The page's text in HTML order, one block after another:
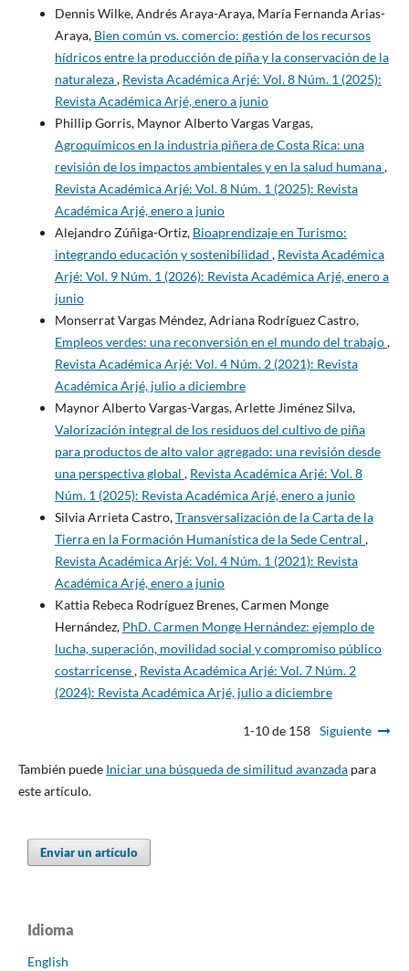
Dennis Wilke, Andrés Araya-Araya, María Fernanda Arias-
Araya, Bien común vs. comercio: gestión de los recursos
hídricos entre la producción de piña y la conservación de la
naturaleza, Revista Académica Arjé: Vol. 8 Núm. 1 (2025):
Revista Académica Arjé, enero a junio
Phillip Gorris, Maynor Alberto Vargas Vargas,
Agroquímicos en la industria piñera de Costa Rica: una
revisión de los impactos ambientales y en la salud humana,
Revista Académica Arjé: Vol. 8 Núm. 1 (2025): Revista
Académica Arjé, enero a junio
Alejandro Zúñiga-Ortiz, Bioaprendizaje en Turismo:
integrando educación y sostenibilidad , Revista Académica
Arjé: Vol. 9 Núm. 1 (2026): Revista Académica Arjé, enero a
junio
Monserrat Vargas Méndez, Adriana Rodríguez Castro,
Empleos verdes: una reconversión en el mundo del trabajo,
Revista Académica Arjé: Vol. 4 Núm. 2 (2021): Revista
Académica Arjé, julio a diciembre
Maynor Alberto Vargas-Vargas, Arlette Jiménez Silva,
Valorización integral de los residuos del cultivo de piña
para productos de alto valor agregado: una revisión desde
una perspectiva global , Revista Académica Arjé: Vol. 8
Núm. 1 (2025): Revista Académica Arjé, enero a junio
Silvia Arrieta Castro,Transversalización de la Carta de la
Tierra en la Formación Humanística de la Sede Central ,
Revista Académica Arjé: Vol. 4 Núm. 1 (2021): Revista
Académica Arjé, enero a junio
Kattia Rebeca Rodríguez Brenes, Carmen Monge
Hernández, PhD. Carmen Monge Hernández: ejemplo de
lucha, superación, movilidad social y compromiso público
costarricense, Revista Académica Arjé: Vol. 7 Núm. 2
(2024): Revista Académica Arjé, julio a diciembre
1-10 de 158 Siguiente
También puede Iniciar una búsqueda de similitud avanzadapara
este artículo.
Enviar un artículo
Idioma
English